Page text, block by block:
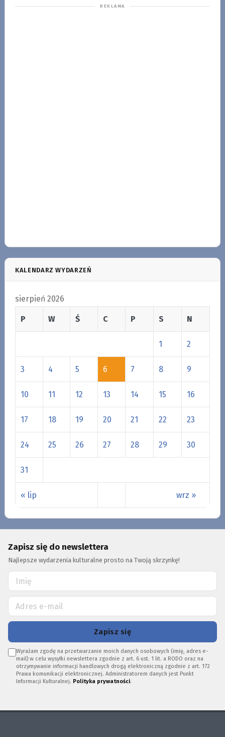
KALENDARZ WYDARZEŃ
sierpień 2026
P W Ś C P S N
« lip wrz »
1 2
3 4 5 6 7 8 9
10 11 12 13 14 15 16
17 18 19 20 21 22 23
24 25 26 27 28 29 30
31
Zapisz się do newslettera
Najlepsze wydarzenia kulturalne prosto na Twoją skrzynkę!
Zapisz się
Wyrażam zgodę na przetwarzanie moich danych osobowych (imię, adres e-
mail) w celu wysyłki newslettera zgodnie z art. 6 ust. 1 lit. a RODO oraz na
otrzymywanie informacji handlowych drogą elektroniczną zgodnie z art. 172
Prawa komunikacji elektronicznej. Administratorem danych jest Punkt
Informacji Kulturalnej. Polityka prywatności.